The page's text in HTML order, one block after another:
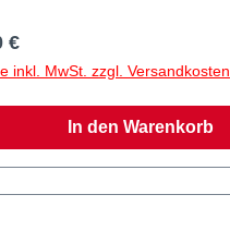
Preis:
€
inkl. MwSt. zzgl. Versandkosten
In den Warenkorb